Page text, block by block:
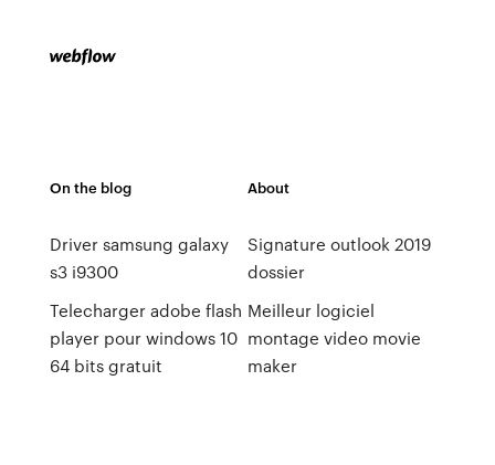
On the blog
Driver samsung galaxy
s3 i9300
Telecharger adobe flash
player pour windows 10
64 bits gratuit
About
Signature outlook 2019
dossier
Meilleur logiciel
montage video movie
maker